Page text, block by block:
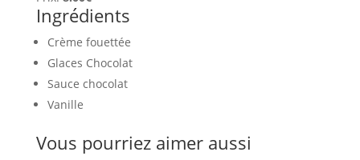
Ingrédients
Crème fouettée
Glaces Chocolat
Sauce chocolat
Vanille
Vous pourriez aimer aussi